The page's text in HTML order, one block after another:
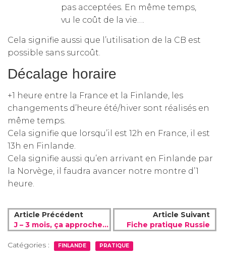
pas acceptées. En même temps,
vu le coût de la vie….
Cela signifie aussi que l’utilisation de la CB est
possible sans surcoût.
Décalage horaire
+1 heure entre la France et la Finlande, les
changements d’heure été/hiver sont réalisés en
même temps.
Cela signifie que lorsqu’il est 12h en France, il est
13h en Finlande.
Cela signifie aussi qu’en arrivant en Finlande par
la Norvège, il faudra avancer notre montre d’1
heure.
Article Précédent
J – 3 mois, ça approche…
Article Suivant
Fiche pratique Russie
Catégories : FINLANDE PRATIQUE